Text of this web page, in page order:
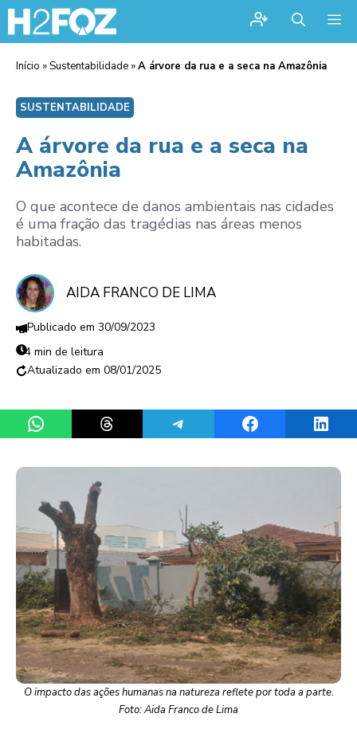
Início »Sustentabilidade »A árvore da rua e a seca na Amazônia
SUSTENTABILIDADE
A árvore da rua e a seca na
Amazônia
O que acontece de danos ambientais nas cidades
é uma fração das tragédias nas áreas menos
habitadas.
AIDA FRANCO DE LIMA
30/09/2023
4 min de leitura
08/01/2025
Share on WhatsAppShare on ThreadsShare on TelegramShare on Facebook
O impacto das ações humanas na natureza reflete por toda a parte.
Foto: Aida Franco de Lima